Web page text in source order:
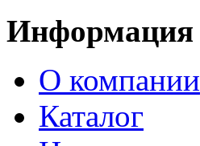
Информация
О компании
Каталог